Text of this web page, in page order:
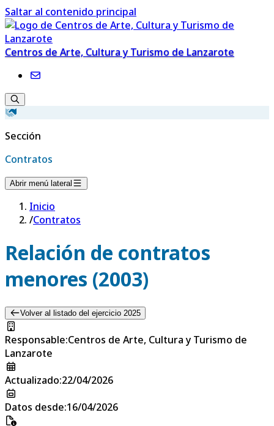
Saltar al contenido principal
Centros de Arte, Cultura y Turismo de Lanzarote
Sección
Contratos
Abrir menú lateral
Inicio
/Contratos
Relación de contratos
menores (2003)
Volver al listado del ejercicio 2025
Responsable:Centros de Arte, Cultura y Turismo de
Lanzarote
Actualizado:22/04/2026
Datos desde:16/04/2026